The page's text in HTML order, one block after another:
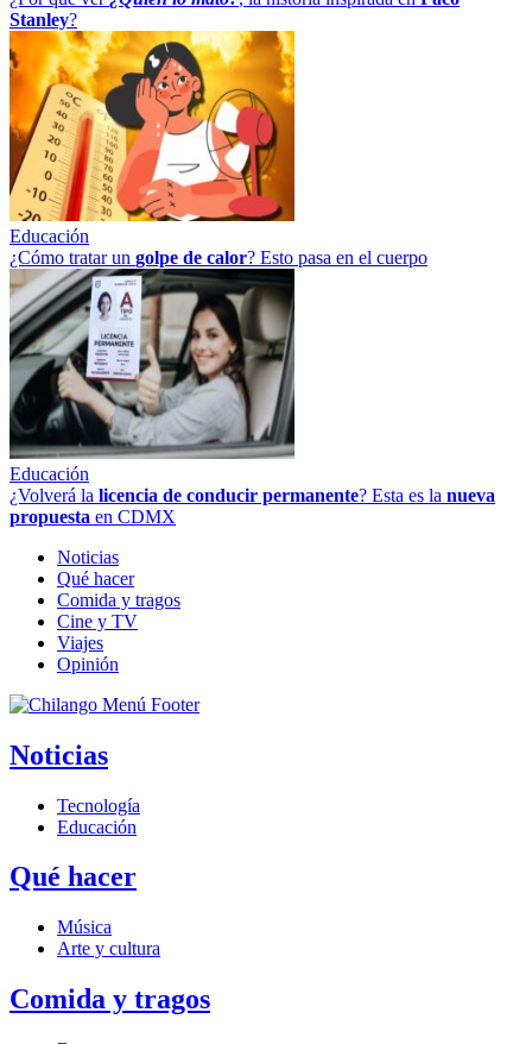
Stanley?
Educación
¿Cómo tratar un golpe de calor? Esto pasa en el cuerpo
Educación
¿Volverá la licencia de conducir permanente? Esta es la nueva
propuesta en CDMX
Noticias
Qué hacer
Comida y tragos
Cine y TV
Viajes
Opinión
Noticias
Tecnología
Educación
Qué hacer
Música
Arte y cultura
Comida y tragos